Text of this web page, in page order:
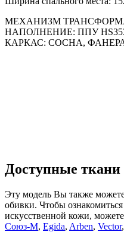
МЕХАНИЗМ
НАПОЛНЕНИЕ: ППУ
КАРКАС: СОСНА,
Доступные
Эту модель Вы также
обивки. Чтобы
искусственной кожи,
Союз-М, Egida, Arben, Vector,